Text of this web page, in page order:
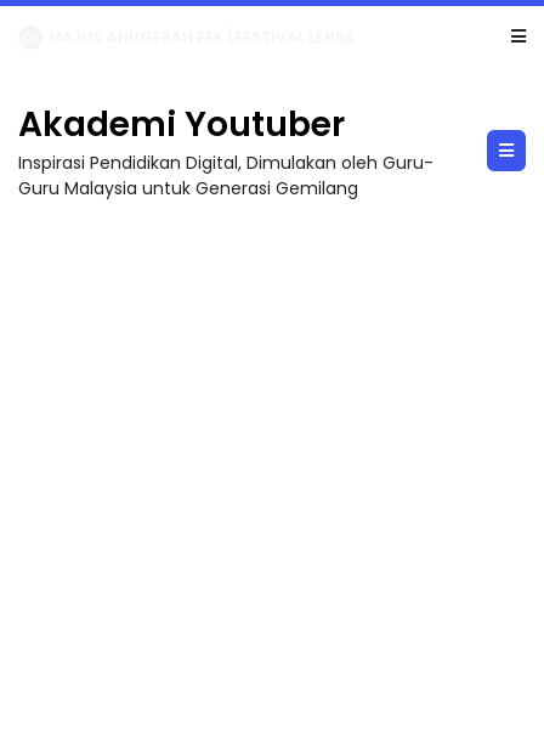
Akademi Youtuber
Inspirasi Pendidikan Digital, Dimulakan oleh Guru-
Guru Malaysia untuk Generasi Gemilang